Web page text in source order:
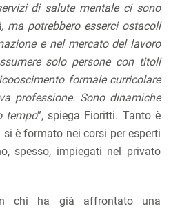
di salute mentale ci sono
ma potrebbero esserci ostacoli
e nel mercato del lavoro
solo persone con titoli
formale curricolare
professione. Sono dinamiche
tempo”, spiega Fioritti. Tanto è
è formato nei corsi per esperti
spesso, impiegati nel privato
chi ha già affrontato una